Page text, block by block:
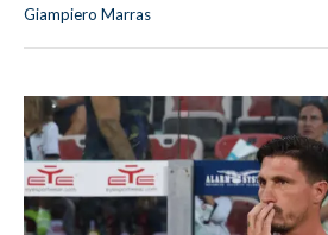
Giampiero Marras